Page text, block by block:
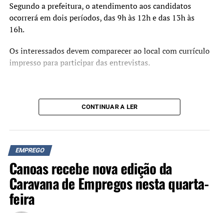
Segundo a prefeitura, o atendimento aos candidatos
ocorrerá em dois períodos, das 9h às 12h e das 13h às
16h.
Os interessados devem comparecer ao local com currículo
impresso para participar das entrevistas.
CONTINUAR A LER
EMPREGO
Canoas recebe nova edição da
Caravana de Empregos nesta quarta-
feira